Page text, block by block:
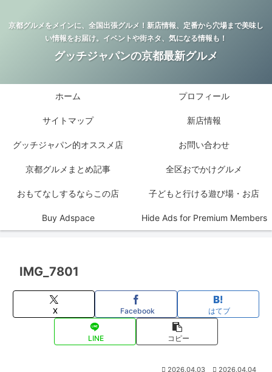
京都グルメをメインに、全国出張グルメ！新店情報、定番から穴場まで美味し
い情報をお届け。イベントや街ネタ、気になる情報も！
グッチジャパンの京都最新グルメ
ホーム プロフィール
サイトマップ 新店情報
グッチジャパン的オススメ店 お問い合わせ
京都グルメまとめ記事 全区おでかけグルメ
おもてなしするならこの店 子どもと行ける遊び場・お店
Buy Adspace Hide Ads for Premium Members
IMG_7801
X Facebook はてブ
LINE コピー
2026.04.03 2026.04.04